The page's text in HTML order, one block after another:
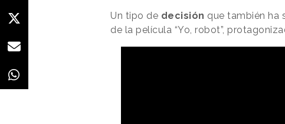
Un tipo de decisión que también ha
de la película “Yo, robot”,